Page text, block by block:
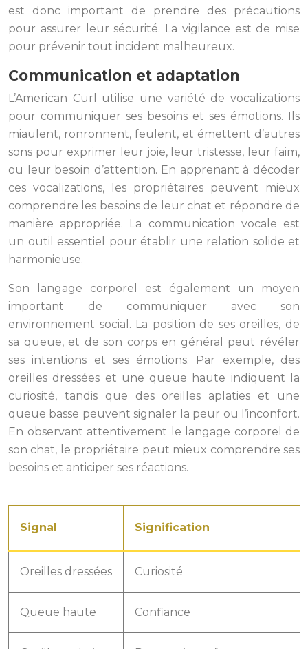
est donc important de prendre des précautions
pour assurer leur sécurité. La vigilance est de mise
pour prévenir tout incident malheureux.
Communication et adaptation
L’American Curl utilise une variété de vocalizations
pour communiquer ses besoins et ses émotions. Ils
miaulent, ronronnent, feulent, et émettent d’autres
sons pour exprimer leur joie, leur tristesse, leur faim,
ou leur besoin d’attention. En apprenant à décoder
ces vocalizations, les propriétaires peuvent mieux
comprendre les besoins de leur chat et répondre de
manière appropriée. La communication vocale est
un outil essentiel pour établir une relation solide et
harmonieuse.
Son langage corporel est également un moyen
important de communiquer avec son
environnement social. La position de ses oreilles, de
sa queue, et de son corps en général peut révéler
ses intentions et ses émotions. Par exemple, des
oreilles dressées et une queue haute indiquent la
curiosité, tandis que des oreilles aplaties et une
queue basse peuvent signaler la peur ou l’inconfort.
En observant attentivement le langage corporel de
son chat, le propriétaire peut mieux comprendre ses
besoins et anticiper ses réactions.
Signal Signification
Oreilles dressées Curiosité
Queue haute Confiance